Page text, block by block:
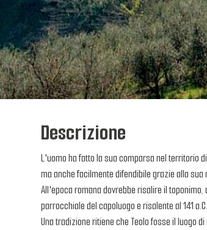
Descrizione
L'uomo ha fatto la sua comparsa nel territorio
ma anche facilmente difendibile grazie alla sua
All'epoca romana dovrebbe risalire il
parrocchiale del capoluogo e risalente al 141 a.C.
Una tradizione ritiene che Teolo fosse il luogo